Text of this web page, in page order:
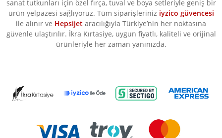
sanat tutkunları için özel fırça, tuval ve boya setleriyle geniş bir
ürün yelpazesi sağlıyoruz. Tüm siparişleriniz iyzico güvencesi
ile alınır ve Hepsijet aracılığıyla Türkiye’nin her noktasına
güvenle ulaştırılır. İkra Kırtasiye, uygun fiyatlı, kaliteli ve orijinal
ürünleriyle her zaman yanınızda.